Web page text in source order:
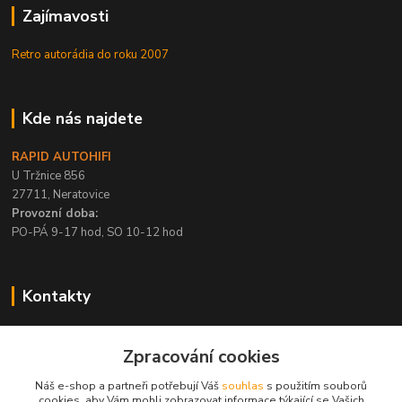
Zajímavosti
Retro autorádia do roku 2007
Kde nás najdete
RAPID AUTOHIFI
U Tržnice 856
27711, Neratovice
Provozní doba:
PO-PÁ 9-17 hod, SO 10-12 hod
Kontakty
PO-PÁ / 9-17 hod, SO 10-12 hod
info@rapid-autohifi.com
Zpracování cookies
Náš e-shop a partneři potřebují Váš souhlas s použitím souborů